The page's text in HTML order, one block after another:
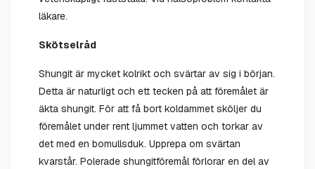
läkare.
Skötselråd
Shungit är mycket kolrikt och svärtar av sig i början.
Detta är naturligt och ett tecken på att föremålet är
äkta shungit. För att få bort koldammet sköljer du
föremålet under rent ljummet vatten och torkar av
det med en bomullsduk. Upprepa om svärtan
kvarstår. Polerade shungitföremål förlorar en del av